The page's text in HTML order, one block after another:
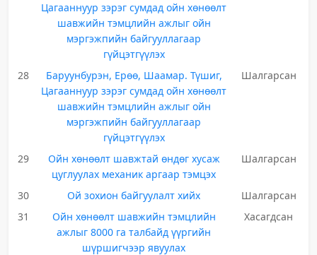
Цагааннуур зэрэг сумдад ойн хөнөөлт
шавжийн тэмцлийн ажлыг ойн
мэргэжпийн байгууллагаар
гүйцэтгүүлэх
28
Баруунбурэн, Ерөө, Шаамар. Түшиг,
Цагааннуур зэрэг сумдад ойн хөнөөлт
шавжийн тэмцлийн ажлыг ойн
мэргэжпийн байгууллагаар
гүйцэтгүүлэх
Шалгарсан
29
Ойн хөнөөлт шавжтай өндөг хусаж
цуглуулах механик аргаар тэмцэх
Шалгарсан
30 Ой зохион байгуулалт хийх
Шалгарсан
31
Ойн хөнөөлт шавжийн тэмцлийн
ажлыг 8000 га талбайд үүргийн
шүршигчээр явуулах
Хасагдсан